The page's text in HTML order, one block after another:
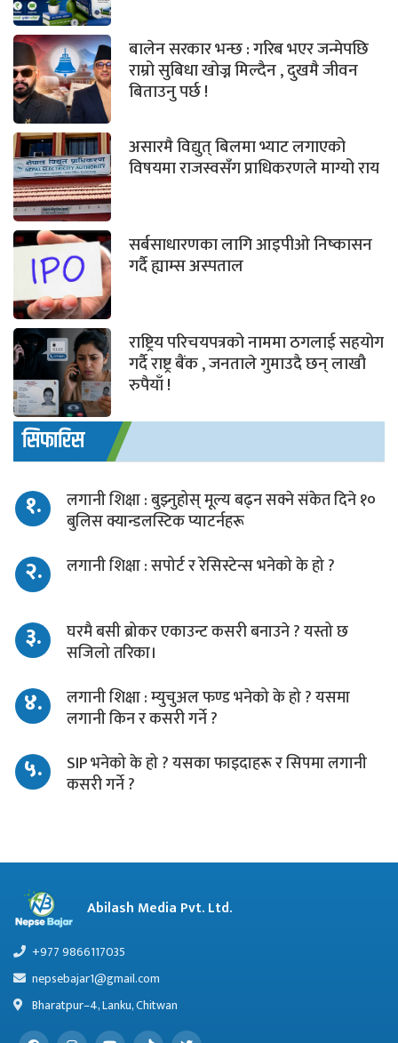
बालेन सरकार भन्छ : गरिब भएर जन्मेपछि
राम्रो सुबिधा खोज्न मिल्दैन , दुखमै जीवन
बिताउनु पर्छ !
असारमै विद्युत् बिलमा भ्याट लगाएको
विषयमा राजस्वसँग प्राधिकरणले माग्यो राय
सर्बसाधारणका लागि आइपीओ निष्कासन
गर्दै ह्याम्स अस्पताल
राष्ट्रिय परिचयपत्रको नाममा ठगलाई सहयोग
गर्दै राष्ट्र बैंक , जनताले गुमाउदै छन् लाखौ
रुपैयाँ !
सिफारिस
१.
लगानी शिक्षा : बुझ्नुहोस् मूल्य बढ्न सक्ने संकेत दिने १०
बुलिस क्यान्डलस्टिक प्याटर्नहरू
२. लगानी शिक्षा : सपोर्ट र रेसिस्टेन्स भनेको के हो ?
३.
घरमै बसी ब्रोकर एकाउन्ट कसरी बनाउने ? यस्तो छ
सजिलो तरिका।
४.
लगानी शिक्षा : म्युचुअल फण्ड भनेको के हो ? यसमा
लगानी किन र कसरी गर्ने ?
५.
SIP भनेको के हो ? यसका फाइदाहरू र सिपमा लगानी
कसरी गर्ने ?
Abilash Media Pvt. Ltd.
+977 9866117035
nepsebajar1@gmail.com
Bharatpur–4, Lanku, Chitwan